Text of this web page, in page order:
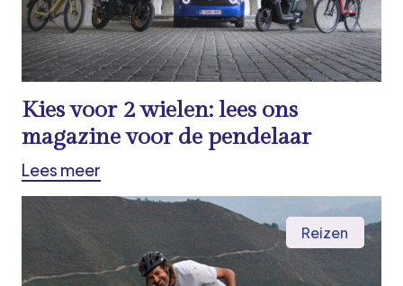
Kies voor 2 wielen: lees ons
magazine voor de pendelaar
Lees meer
Reizen